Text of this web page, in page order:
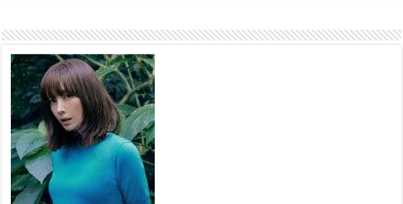
шугам хоолойн ажил 80
хувьтай үргэлжилж байна
2026 оны 7 сар 20 / 9 цаг 14 минут
Усархаг аадар бороо орж
байгаа тул аюулгүй байдлаа
хангаж, үер усны аюулаас
сэрэмжлэхийг нийслэлийн
Онцгой байдлын газраас анхааруулж байна
2026 оны 7 сар 20 / 9 цаг 09 минут